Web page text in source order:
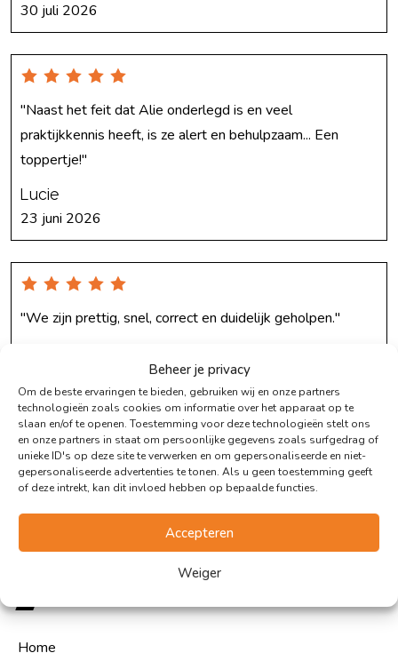
Beheer je privacy
Om de beste ervaringen te bieden, gebruiken wij en onze partners
technologieën zoals cookies om informatie over het apparaat op te
slaan en/of te openen. Toestemming voor deze technologieën stelt ons
en onze partners in staat om persoonlijke gegevens zoals surfgedrag of
unieke ID's op deze site te verwerken en om gepersonaliseerde en niet-
gepersonaliseerde advertenties te tonen. Als u geen toestemming geeft
of deze intrekt, kan dit invloed hebben op bepaalde functies.
Accepteren
Weiger
30 juli 2026
"Naast het feit dat Alie onderlegd is en veel
praktijkkennis heeft, is ze alert en behulpzaam... Een
toppertje!"
Lucie
23 juni 2026
"We zijn prettig, snel, correct en duidelijk geholpen."
Bekijk alle 83 reviews op
advieskeuze
Makelaardij Sneek
Home